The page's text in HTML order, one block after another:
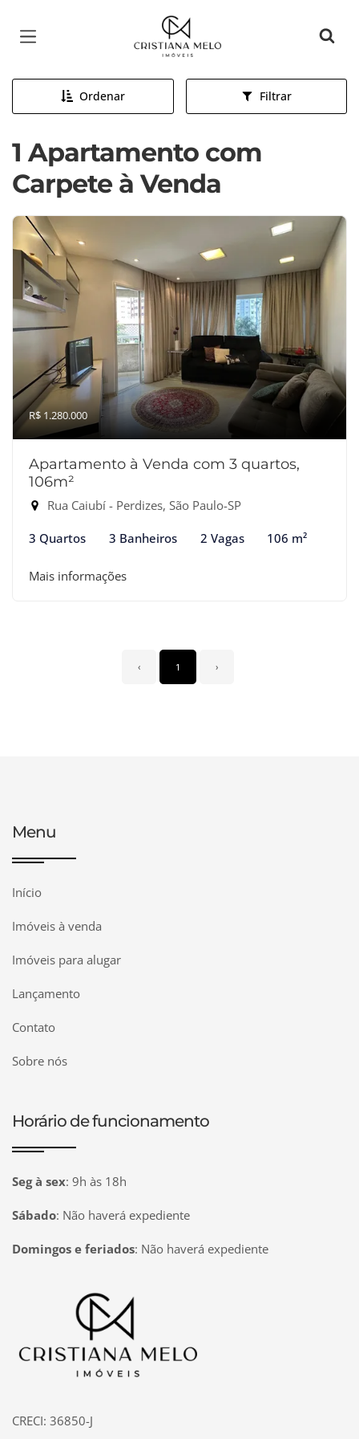
Página inicial
Ordenar Filtrar
1 Apartamento com
Carpete à Venda
R$ 1.280.000
Apartamento à Venda com 3 quartos,
106m²
Rua Caiubí - Perdizes, São Paulo-SP
3 Quartos 3 Banheiros 2 Vagas 106 m²
Mais informações
‹ 1 ›
Menu
Início
Imóveis à venda
Imóveis para alugar
Lançamento
Contato
Sobre nós
Horário de funcionamento
Seg à sex: 9h às 18h
Sábado: Não haverá expediente
Domingos e feriados: Não haverá expediente
Página inicial
CRECI: 36850-J